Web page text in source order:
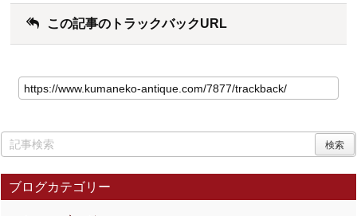
この記事のトラックバックURL
ブログカテゴリー